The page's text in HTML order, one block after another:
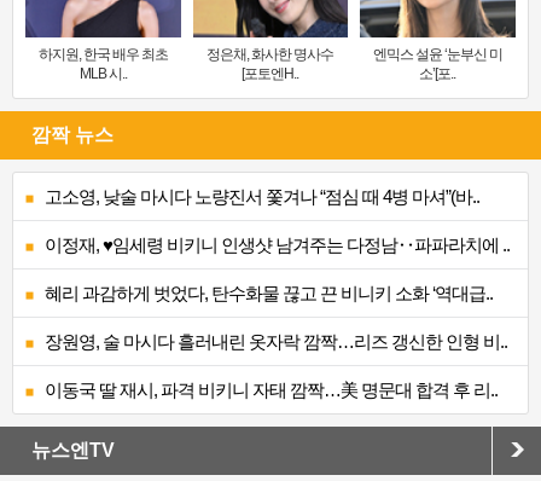
하지원, 한국 배우 최초
MLB 시..
정은채, 화사한 명사수
[포토엔H..
엔믹스 설윤 ‘눈부신 미
소’[포..
깜짝 뉴스
고소영, 낮술 마시다 노량진서 쫓겨나 “점심 때 4병 마셔”(바..
이정재, ♥임세령 비키니 인생샷 남겨주는 다정남‥파파라치에 ..
혜리 과감하게 벗었다, 탄수화물 끊고 끈 비니키 소화 ‘역대급..
장원영, 술 마시다 흘러내린 옷자락 깜짝…리즈 갱신한 인형 비..
이동국 딸 재시, 파격 비키니 자태 깜짝…美 명문대 합격 후 리..
뉴스엔TV